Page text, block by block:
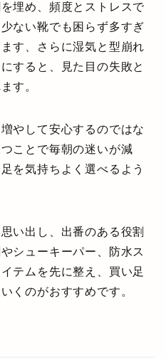
埋め、頻度とストレスで
ない靴でも困らず多すぎ
す、さらに湿気と型崩れ
すると、見た目の失敗と
す。
やして安心するのではな
ことで毎朝の迷いが減
を気持ちよく選べるよう
い出し、出番のある役割
シューキーパー、防水ス
テムを先に整え、買い足
くのがおすすめです。